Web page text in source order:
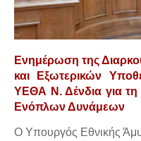
Ενημέρωση της
και Εξωτερικών
ΥΕΘΑ Ν. Δένδια για
Ενόπλων Δυνάμεων
Ο Υπουργός Εθνικής